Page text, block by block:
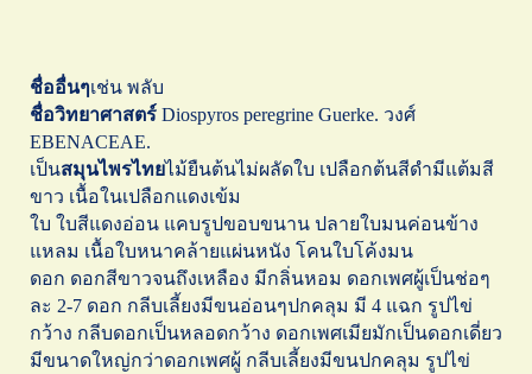
ชื่ออื่นๆเช่น พลับ
ชื่อวิทยาศาสตร์ Diospyros peregrine Guerke. วงศ์
EBENACEAE.
เป็นสมุนไพรไทยไม้ยืนต้นไม่ผลัดใบ เปลือกต้นสีดำมีแต้มสี
ขาว เนื้อในเปลือกแดงเข้ม
ใบ ใบสีแดงอ่อน แคบรูปขอบขนาน ปลายใบมนค่อนข้าง
แหลม เนื้อใบหนาคล้ายแผ่นหนัง โคนใบโค้งมน
ดอก ดอกสีขาวจนถึงเหลือง มีกลิ่นหอม ดอกเพศผู้เป็นช่อๆ
ละ 2-7 ดอก กลีบเลี้ยงมีขนอ่อนๆปกคลุม มี 4 แฉก รูปไข่
กว้าง กลีบดอกเป็นหลอดกว้าง ดอกเพศเมียมักเป็นดอกเดี่ยว
มีขนาดใหญ่กว่าดอกเพศผู้ กลีบเลี้ยงมีขนปกคลุม รูปไข่